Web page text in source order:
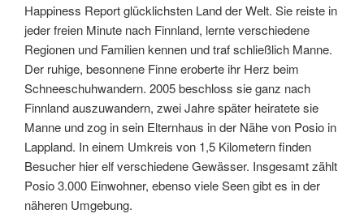
Happiness Report glücklichsten Land der Welt. Sie reiste in
jeder freien Minute nach Finnland, lernte verschiedene
Regionen und Familien kennen und traf schließlich Manne.
Der ruhige, besonnene Finne eroberte ihr Herz beim
Schneeschuhwandern. 2005 beschloss sie ganz nach
Finnland auszuwandern, zwei Jahre später heiratete sie
Manne und zog in sein Elternhaus in der Nähe von Posio in
Lappland. In einem Umkreis von 1,5 Kilometern finden
Besucher hier elf verschiedene Gewässer. Insgesamt zählt
Posio 3.000 Einwohner, ebenso viele Seen gibt es in der
näheren Umgebung.